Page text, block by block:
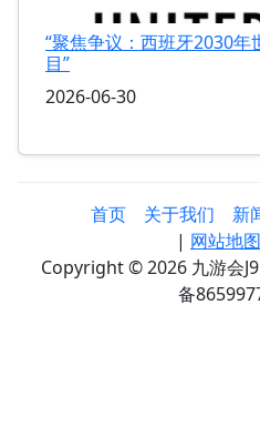
“聚焦争议：西班牙2030年
目”
2026-06-30
首页 关于我们 新
| 网站地图
Copyright © 2026 九游会
备